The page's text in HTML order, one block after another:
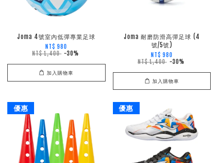
Joma 4號室內低彈專業足球
NT$ 980
NT$ 1,400 -30%
加入購物車
Joma 耐磨防滑高彈足球 (4
號/5號)
NT$ 980
NT$ 1,400 -30%
加入購物車
優惠 優惠